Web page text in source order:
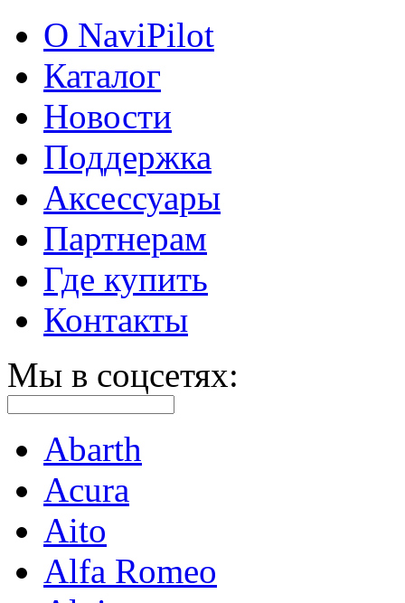
О NaviPilot
Каталог
Новости
Поддержка
Аксессуары
Партнерам
Где купить
Контакты
Мы в соцсетях:
Abarth
Acura
Aito
Alfa Romeo